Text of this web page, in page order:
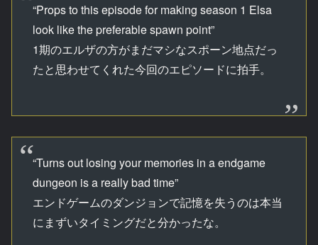
“Props to this episode for making season 1 Elsa
look like the preferable spawn point”
1期のエルザの方がまだマシなスポーン地点だっ
たと思わせてくれた今回のエピソードに拍手。
“Turns out losing your memories in a endgame
dungeon is a really bad time”
エンドゲームのダンジョンで記憶を失うのは本当
にまずいタイミングだと分かったな。